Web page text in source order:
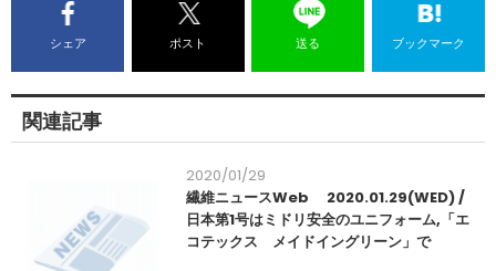
シェア ポスト 送る ブックマーク
関連記事
2020/01/29
繊維ニュースWeb 2020.01.29(WED) /
日本第1号はミドリ安全のユニフォーム,「エ
コテックス メイドイングリーン」で